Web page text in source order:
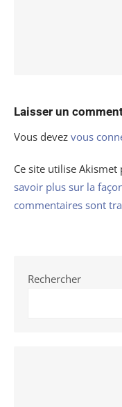
Laisser un
Vous devez vous
Ce site utilise
savoir plus sur la
commentaires sont
Rechercher